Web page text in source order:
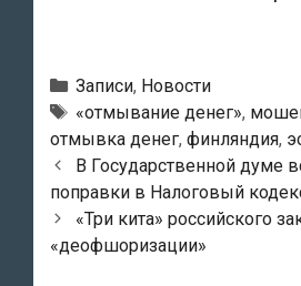
Рубрики
Записи, Новости
Метки
«отмывание денег»,
отмывка денег, финляндия,
Навигация
по
записям
В Государственной думе
поправки в Налоговый
«Три кита» российского
«деофшоризации»